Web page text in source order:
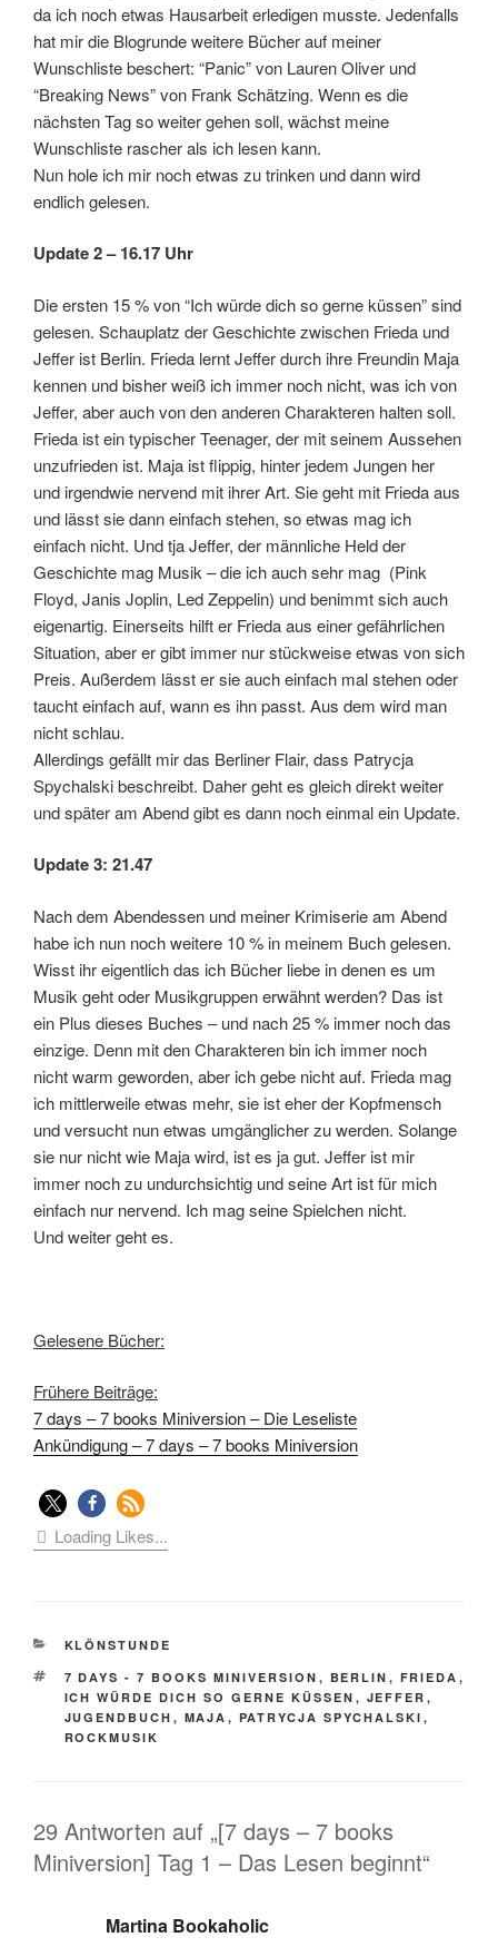
da ich noch etwas Hausarbeit erledigen musste. Jedenfalls
hat mir die Blogrunde weitere Bücher auf meiner
Wunschliste beschert: “Panic” von Lauren Oliver und
“Breaking News” von Frank Schätzing. Wenn es die
nächsten Tag so weiter gehen soll, wächst meine
Wunschliste rascher als ich lesen kann.
Nun hole ich mir noch etwas zu trinken und dann wird
endlich gelesen.
Update 2 – 16.17 Uhr
Die ersten 15 % von “Ich würde dich so gerne küssen” sind
gelesen. Schauplatz der Geschichte zwischen Frieda und
Jeffer ist Berlin. Frieda lernt Jeffer durch ihre Freundin Maja
kennen und bisher weiß ich immer noch nicht, was ich von
Jeffer, aber auch von den anderen Charakteren halten soll.
Frieda ist ein typischer Teenager, der mit seinem Aussehen
unzufrieden ist. Maja ist flippig, hinter jedem Jungen her
und irgendwie nervend mit ihrer Art. Sie geht mit Frieda aus
und lässt sie dann einfach stehen, so etwas mag ich
einfach nicht. Und tja Jeffer, der männliche Held der
Geschichte mag Musik – die ich auch sehr mag (Pink
Floyd, Janis Joplin, Led Zeppelin) und benimmt sich auch
eigenartig. Einerseits hilft er Frieda aus einer gefährlichen
Situation, aber er gibt immer nur stückweise etwas von sich
Preis. Außerdem lässt er sie auch einfach mal stehen oder
taucht einfach auf, wann es ihn passt. Aus dem wird man
nicht schlau.
Allerdings gefällt mir das Berliner Flair, dass Patrycja
Spychalski beschreibt. Daher geht es gleich direkt weiter
und später am Abend gibt es dann noch einmal ein Update.
Update 3: 21.47
Nach dem Abendessen und meiner Krimiserie am Abend
habe ich nun noch weitere 10 % in meinem Buch gelesen.
Wisst ihr eigentlich das ich Bücher liebe in denen es um
Musik geht oder Musikgruppen erwähnt werden? Das ist
ein Plus dieses Buches – und nach 25 % immer noch das
einzige. Denn mit den Charakteren bin ich immer noch
nicht warm geworden, aber ich gebe nicht auf. Frieda mag
ich mittlerweile etwas mehr, sie ist eher der Kopfmensch
und versucht nun etwas umgänglicher zu werden. Solange
sie nur nicht wie Maja wird, ist es ja gut. Jeffer ist mir
immer noch zu undurchsichtig und seine Art ist für mich
einfach nur nervend. Ich mag seine Spielchen nicht.
Und weiter geht es.
Gelesene Bücher:
Frühere Beiträge:
7 days – 7 books Miniversion – Die Leseliste
Ankündigung – 7 days – 7 books Miniversion
Loading Likes...
KATEGORIEN
KLÖNSTUNDE
SCHLAGWÖRTER
7 DAYS - 7 BOOKS MINIVERSION , BERLIN , FRIEDA ,
ICH WÜRDE DICH SO GERNE KÜSSEN , JEFFER ,
JUGENDBUCH , MAJA , PATRYCJA SPYCHALSKI ,
ROCKMUSIK
29 Antworten auf „[7 days – 7 books
Miniversion] Tag 1 – Das Lesen beginnt“
Martina Bookaholic